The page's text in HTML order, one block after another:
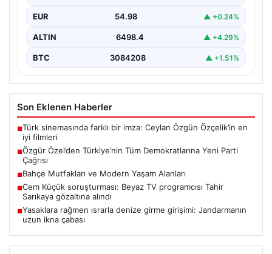
açıklamalarda…
EUR 54.98 ▲ +0.24%
ALTIN 6498.4 ▲ +4.29%
BTC 3084208 ▲ +1.51%
Son Eklenen Haberler
■Türk sinemasında farklı bir imza: Ceylan Özgün Özçelik’in en
iyi filmleri
■Özgür Özel’den Türkiye’nin Tüm Demokratlarına Yeni Parti
Çağrısı
■Bahçe Mutfakları ve Modern Yaşam Alanları
■Cem Küçük soruşturması: Beyaz TV programcısı Tahir
Sarıkaya gözaltına alındı
■Yasaklara rağmen ısrarla denize girme girişimi: Jandarmanın
uzun ikna çabası